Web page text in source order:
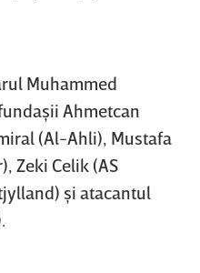
Muhammed
Ahmetcan
(Al-Ahli), Mustafa
Zeki Celik (AS
şi atacantul